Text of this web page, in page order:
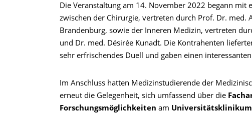
Die Veranstaltung am 14. November 2022 begann mit
zwischen der Chirurgie, vertreten durch Prof. Dr. med.
Brandenburg, sowie der Inneren Medizin, vertreten
und Dr. med. Désirée Kunadt. Die Kontrahenten
sehr erfrischendes Duell und gaben einen
Im Anschluss hatten Medizinstudierende der
erneut die Gelegenheit, sich umfassend über die
Forschungsmöglichkeiten am Universitätsklinikum